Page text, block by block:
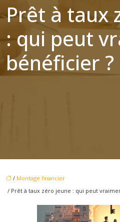
Prêt à taux
: qui peut
bénéficier ?
/ Montage financier
/ Prêt à taux zéro jeune : qui peut